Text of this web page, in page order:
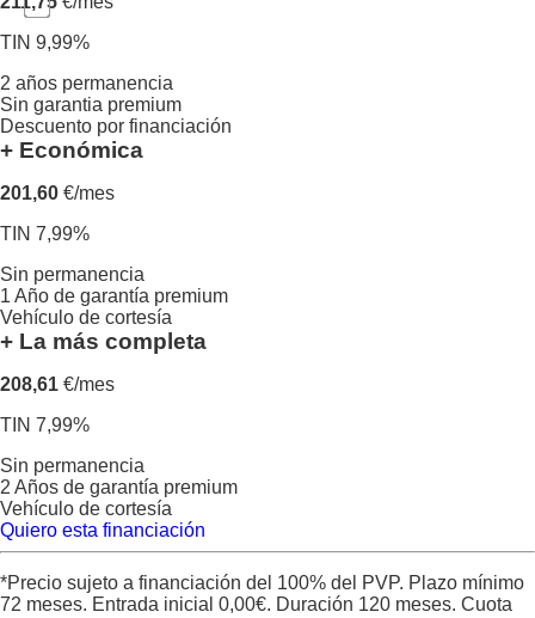
TIN 9,99%
2 años permanencia
Sin garantia premium
Descuento por financiación
+ Económica
201,60 €/mes
TIN 7,99%
Sin permanencia
1 Año de garantía premium
Vehículo de cortesía
+ La más completa
208,61 €/mes
TIN 7,99%
Sin permanencia
2 Años de garantía premium
Vehículo de cortesía
Quiero esta financiación
*Precio sujeto a financiación del 100% del PVP. Plazo mínimo
72 meses. Entrada inicial 0,00€. Duración 120 meses. Cuota